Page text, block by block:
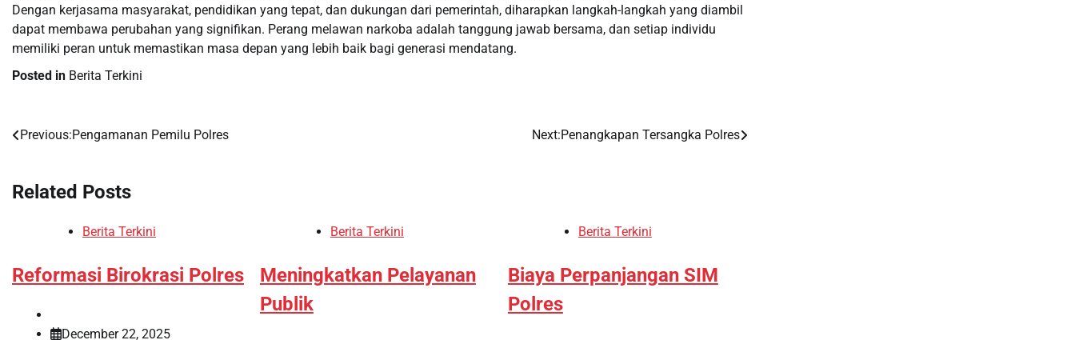
Dengan kerjasama masyarakat, pendidikan yang tepat, dan dukungan dari pemerintah, diharapkan langkah-langkah yang diambil
dapat membawa perubahan yang signifikan. Perang melawan narkoba adalah tanggung jawab bersama, dan setiap individu
memiliki peran untuk memastikan masa depan yang lebih baik bagi generasi mendatang.
Posted in Berita Terkini
Post
Previous:Pengamanan Pemilu Polres Next:Penangkapan Tersangka Polres
Related Posts
Berita Terkini
Reformasi Birokrasi Polres
December 22, 2025
Berita Terkini
Meningkatkan Pelayanan
Publik
Berita Terkini
Biaya Perpanjangan SIM
Polres